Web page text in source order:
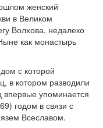
женский
в Великом
Волхова, недалеко
как монастырь
с которой
в котором разводили
впервые упоминается
годом в связи с
Всеславом.